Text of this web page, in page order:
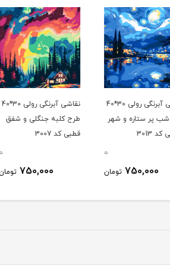
نقاشی آبرنگی رولی 30*40
پر ستاره و شهر
3013
0
750,000 تومان
نقاشی آبرنگی رولی 30*40
طرح کلبه جنگلی و شفق
قطبی کد 3007
0
750,000 تومان